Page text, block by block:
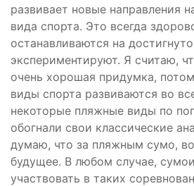
развивает новые направления
вида спорта. Это всегда
останавливаются на
экспериментируют. Я считаю,
очень хорошая придумка,
виды спорта развиваются во
некоторые пляжные виды по
обогнали свои классические
думаю, что за пляжным сумо,
будущее. В любом случае,
участвовать в таких